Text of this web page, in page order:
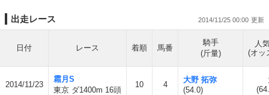
出走レース 2014/11/25 00:00
日付 レース 着順 馬番
騎手
(斤量)
人
(オッ
2014/11/23
霜月S
東京 ダ1400m 16頭
10 4
大野 拓弥
(54.0)